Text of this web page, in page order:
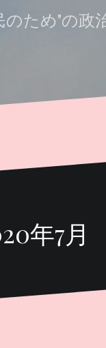
ため"の政
年7月